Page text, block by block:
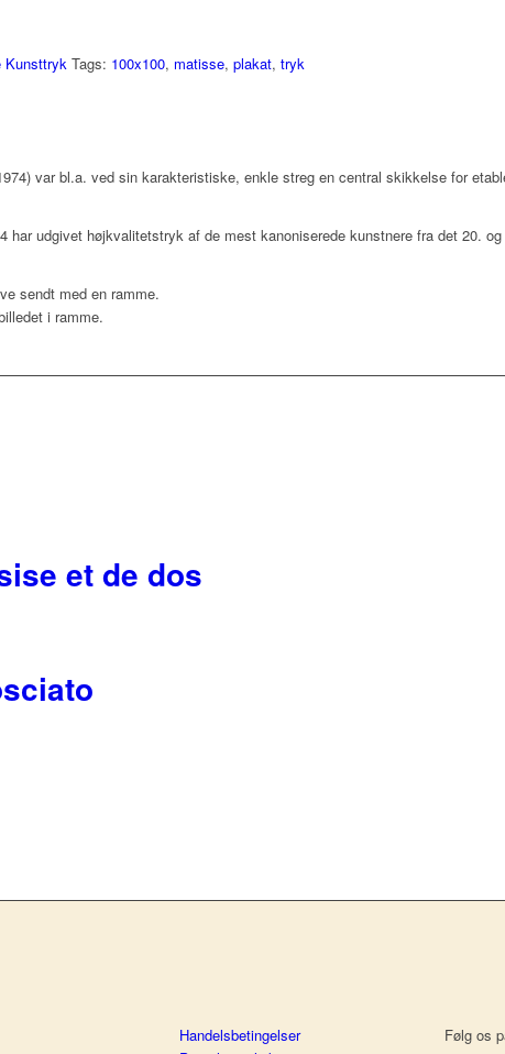
Kunsttryk Tags: 100x100, matisse, plakat, tryk
var bl.a. ved sin karakteristiske, enkle streg en central skikkelse for
udgivet højkvalitetstryk af de mest kanoniserede kunstnere fra det 20. og
sendt med en ramme.
i ramme.
et de dos
Handelsbetingelser
Følg os